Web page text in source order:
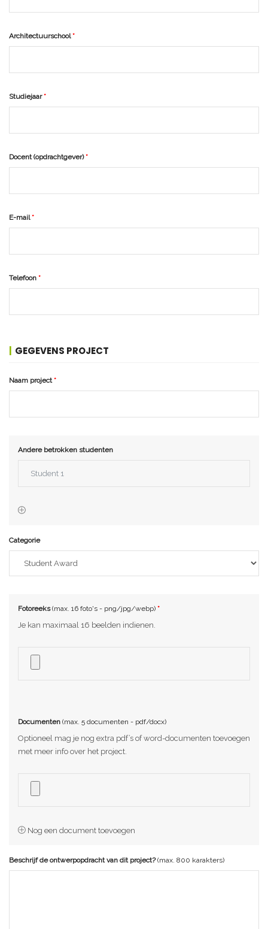
Architectuurschool
Studiejaar
Docent (opdrachtgever)
E-mail
Telefoon
GEGEVENS PROJECT
Naam project
Andere betrokken studenten
Categorie
Fotoreeks(max. 16 foto's - png/jpg/webp)
Je kan maximaal 16 beelden indienen.
Documenten (max. 5 documenten - pdf/docx)
Optioneel mag je nog extra pdf’s of word-documenten toevoegen
met meer info over het project.
Nog een document toevoegen
Beschrijf de ontwerpopdracht van dit project?(max. 800 karakters)